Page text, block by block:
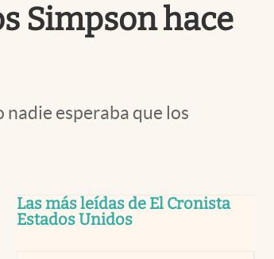
Simpson hace
esperaba que los
Las más leídas de El Cronista
Estados Unidos